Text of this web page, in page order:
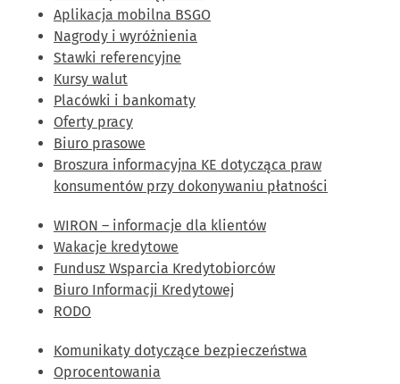
Aplikacja mobilna BSGO
Nagrody i wyróżnienia
Stawki referencyjne
Kursy walut
Placówki i bankomaty
Oferty pracy
Biuro prasowe
Broszura informacyjna KE dotycząca praw
konsumentów przy dokonywaniu płatności
WIRON – informacje dla klientów
Wakacje kredytowe
Fundusz Wsparcia Kredytobiorców
Biuro Informacji Kredytowej
RODO
Komunikaty dotyczące bezpieczeństwa
Oprocentowania